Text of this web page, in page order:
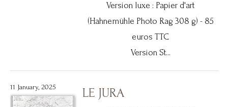
Version luxe : Papier d'art
(Hahnemühle Photo Rag 308 g) - 85
euros TTC
Version St...
11 January, 2025 LE JURA